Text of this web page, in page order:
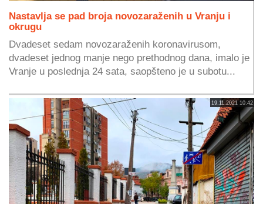
Nastavlja se pad broja novozaraženih u Vranju i
okrugu
Dvadeset sedam novozaraženih koronavirusom,
dvadeset jednog manje nego prethodnog dana, imalo je
Vranje u poslednja 24 sata, saopšteno je u subotu...
19.11.2021 10:42